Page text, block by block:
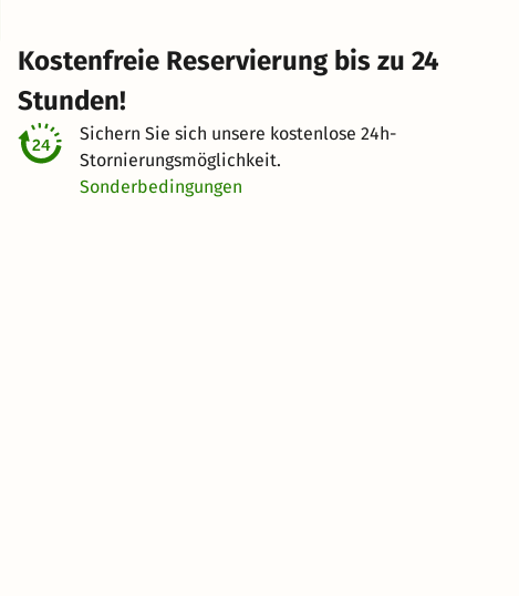
Kostenfreie Reservierung bis zu 24
Stunden!
Sichern Sie sich unsere kostenlose 24h-
Stornierungsmöglichkeit.
Sonderbedingungen